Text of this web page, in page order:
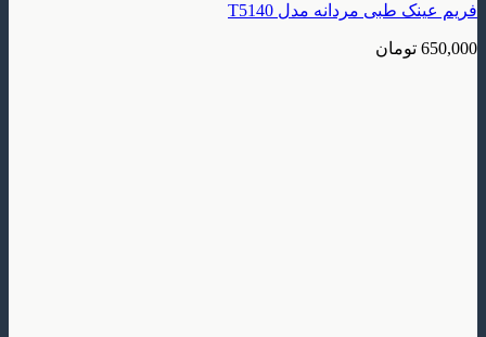
فریم عینک طبی مردانه مدل T5140
650,000 تومان